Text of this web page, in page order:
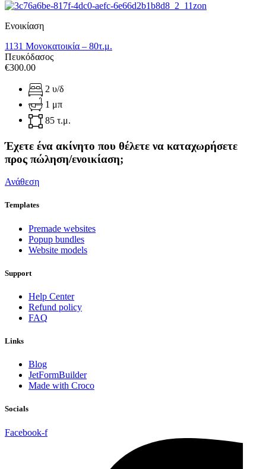
Ενοικίαση
1131 Μονοκατοικία – 80τ.μ.
Πευκόδασος
€300.00
2 υ/δ
1 μπ
85 τ.μ.
Έχετε ένα ακίνητο που θέλετε να καταχωρήσετε
προς πώληση/ενοικίαση;
Ανάθεση
Templates
Premade websites
Popup bundles
Website models
Support
Help Center
Refund policy
FAQ
Links
Blog
JetFormBuilder
Made with Croco
Socials
Facebook-f